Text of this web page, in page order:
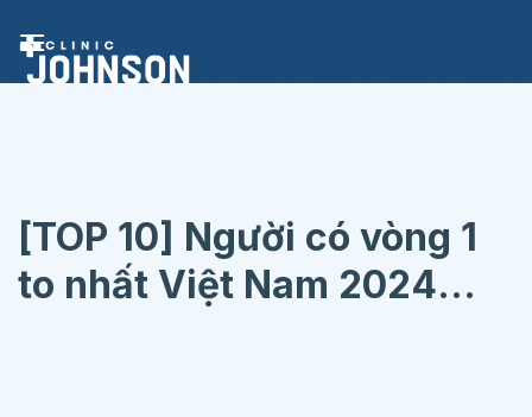
đến
[TOP 10] Người có vòng 1
to nhất Việt Nam 2024